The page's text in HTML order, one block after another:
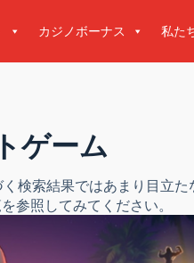
カジノボーナス 私た
ゲーム
索結果ではあまり目立た
参照してみてください。